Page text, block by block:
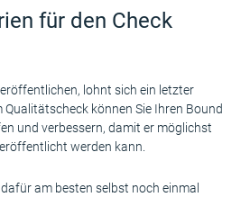
für den Check
lohnt sich ein letzter
Qualitätscheck können Sie Ihren Bound
und verbessern, damit er möglichst
werden kann.
am besten selbst noch einmal